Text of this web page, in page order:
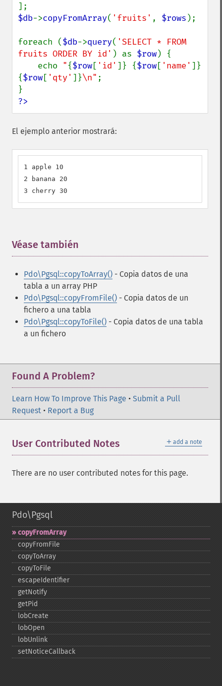
$db->copyFromArray( 'fruits' , $rows );
foreach ($db->query( 'SELECT * FROM
fruits ORDER BY id' ) as $row) {
    echo
"{$row[ 'id' ]} {$row[ 'name' ]}
{$row[ 'qty' ]}\n" ;
?>
El ejemplo anterior mostrará:
1 apple 10
2 banana 20
3 cherry 30
Véase también
Pdo\Pgsql::copyToArray() - Copia datos de una
tabla a un array PHP
Pdo\Pgsql::copyFromFile() - Copia datos de un
fichero a una tabla
Pdo\Pgsql::copyToFile() - Copia datos de una tabla
a un fichero
Found A Problem?
Learn How To Improve This Page • Submit a Pull
Request • Report a Bug
＋ add a note
User Contributed Notes
There are no user contributed notes for this page.
Pdo\Pgsql
copyFromArray
copyFromFile
copyToArray
copyToFile
escapeIdentifier
getNotify
getPid
lobCreate
lobOpen
lobUnlink
setNoticeCallback